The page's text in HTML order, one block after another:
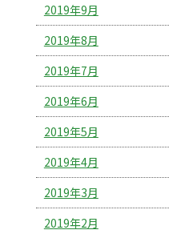
2019年9月
2019年8月
2019年7月
2019年6月
2019年5月
2019年4月
2019年3月
2019年2月